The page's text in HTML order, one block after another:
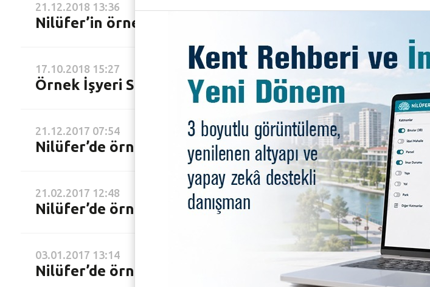
21.12.2018 13:36
Nilüfer’in örnek işyerlerine yenisi eklendi
17.10.2018 15:27
Örnek İşyeri Sertifikası’nı Bozbey’den aldılar
21.12.2017 07:54
Nilüfer’de örnek iş yerlerine yenisi eklendi
21.02.2017 12:48
Nilüfer’de örnek iş yerleri çoğalıyor
03.01.2017 13:14
Nilüfer’de örnek iş yeri sayısı artıyor